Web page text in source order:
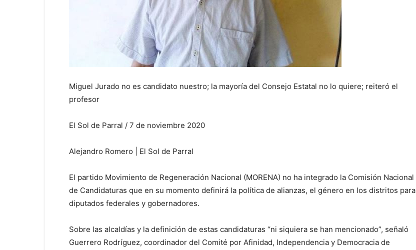
Chihuahua
Miguel Jurado no es candidato nuestro; la mayoría del Consejo Estatal no lo quiere; reiteró el
profesor
El Sol de Parral / 7 de noviembre 2020
Alejandro Romero | El Sol de Parral
El partido Movimiento de Regeneración Nacional (MORENA) no ha integrado la Comisión Nacional
de Candidaturas que en su momento definirá la política de alianzas, el género en los distritos para
diputados federales y gobernadores.
Sobre las alcaldías y la definición de estas candidaturas “ni siquiera se han mencionado”, señaló
Guerrero Rodríguez, coordinador del Comité por Afinidad, Independencia y Democracia de